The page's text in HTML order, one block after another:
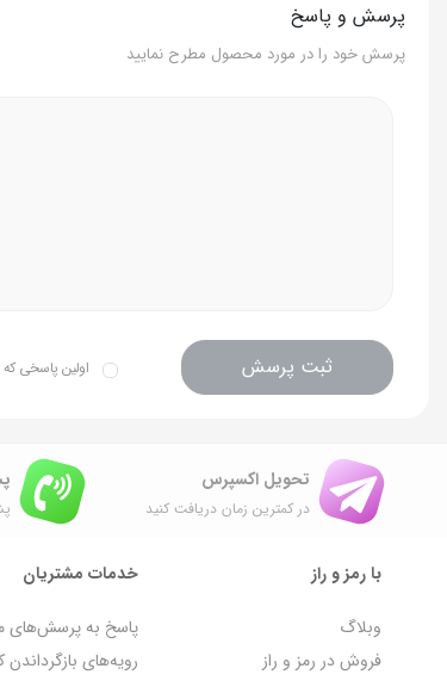
پرسش و پاسخ
پرسش خود را در مورد محصول مطرح نمایید
ثبت پرسش اولین پاسخی
تحویل اکسپرس
در کمترین زمان دریافت کنید
با رمز و راز
وبلاگ
فروش در رمز و راز
خدمات مشتریان
پاسخ به پرسش‌های
رویه‌های بازگرداندن